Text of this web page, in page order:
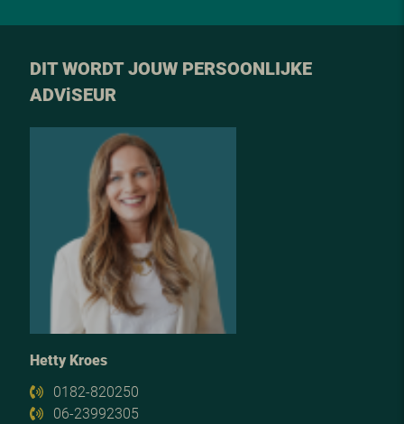
DIT WORDT JOUW PERSOONLIJKE
ADViSEUR
Hetty Kroes
0182-820250
06-23992305